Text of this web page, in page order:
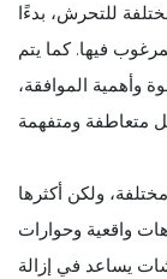
للتحرش، بدءًا
فيها. كما يتم
وأهمية الموافقة،
ولكن أكثرها
واقعية وحوارات
يساعد في إزالة